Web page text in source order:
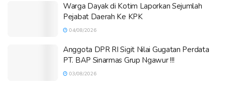
Warga Dayak di Kotim Laporkan Sejumlah
Pejabat Daerah Ke KPK
04/08/2026
Anggota DPR RI Sigit Nilai Gugatan Perdata
PT. BAP Sinarmas Grup Ngawur !!!
03/08/2026